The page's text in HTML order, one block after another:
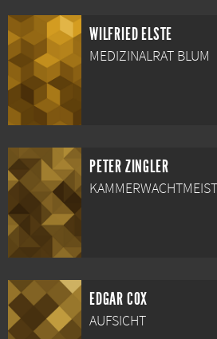
WILFRIED ELSTE
MEDIZINALRAT BLUM
PETER ZINGLER
EDGAR COX
AUFSICHT